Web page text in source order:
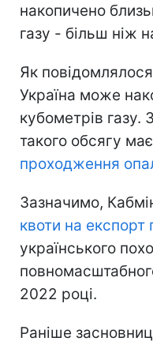
накопичено
газу - більш ніж
Як
Україна може
кубометрів газу.
такого обсягу
проходження
Зазначимо,
квоти на експорт
українського
2022 році.
Раніше